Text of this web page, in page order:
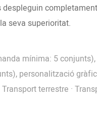
seva superioritat.
mínima: 5
personalització
terrestre ·